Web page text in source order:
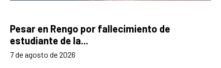
Pesar en Rengo por fallecimiento de
estudiante de la...
7 de agosto de 2026